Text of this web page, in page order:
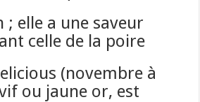
; elle a une saveur
celle de la poire
(novembre à
ou jaune or, est